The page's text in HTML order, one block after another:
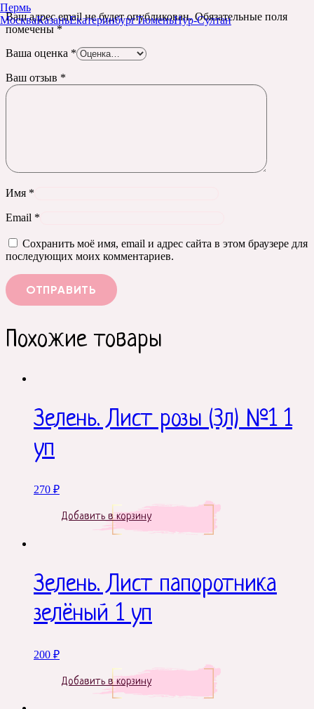
Пермь
МоскваКазаньЕкатеринбургТюменьНур-Султан
Ваш адрес email не будет опубликован. Обязательные поля
помечены*
Ваша оценка *
Ваш отзыв *
Имя *
Email *
Сохранить моё имя, email и адрес сайта в этом браузере для
последующих моих комментариев.
Похожие товары
Зелень. Лист розы (3л) №1 1
уп
270 ₽
Добавить в корзину
Зелень. Лист папоротника
зелёный 1 уп
200 ₽
Добавить в корзину